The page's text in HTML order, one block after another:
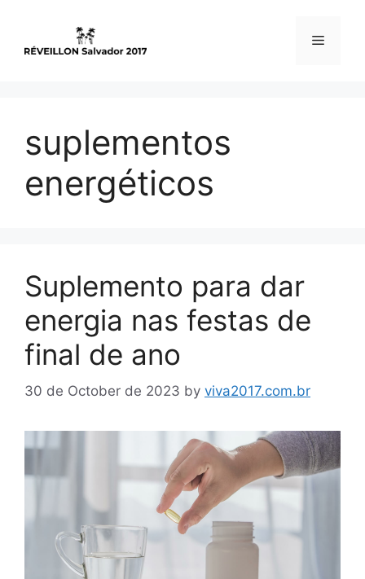
content
Menu
suplementos
energéticos
Suplemento para dar
energia nas festas de
final de ano
30 de October de 2023 by viva2017.com.br